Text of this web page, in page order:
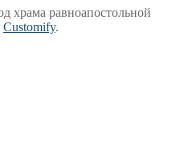
храма равноапостольной
Customify.